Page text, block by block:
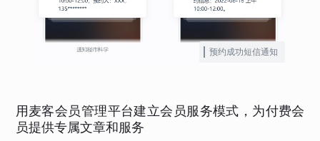
预约成功短信通知
用麦客会员管理平台建立会员服务模式，为付费会
员提供专属文章和服务